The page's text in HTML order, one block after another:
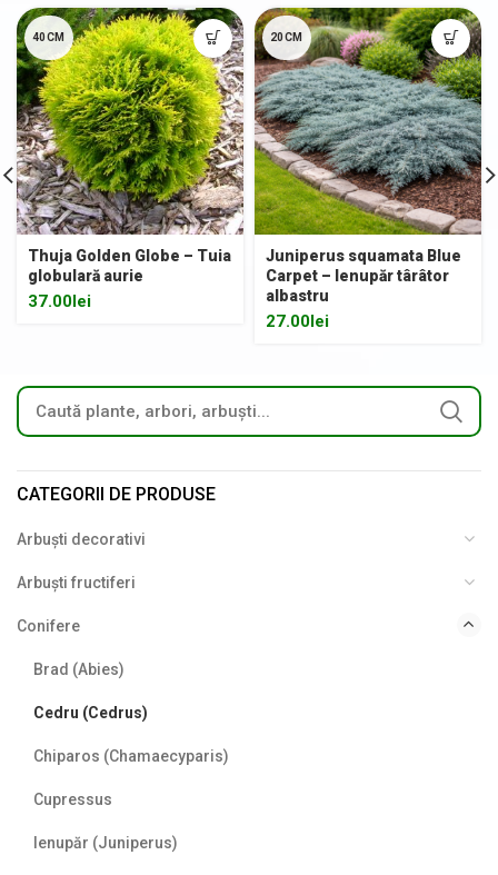
40CM
Thuja Golden Globe – Tuia
globulară aurie
37.00lei
20CM
Juniperus squamata Blue
Carpet – Ienupăr târâtor
albastru
27.00lei
CATEGORII DE PRODUSE
Arbuști decorativi
Arbuști fructiferi
Conifere
Brad (Abies)
Cedru (Cedrus)
Chiparos (Chamaecyparis)
Cupressus
Ienupăr (Juniperus)